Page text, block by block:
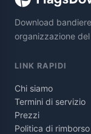
Download
organizzazione
LINK RAPIDI
Chi siamo
Termini di servizio
Prezzi
Politica di rimborso